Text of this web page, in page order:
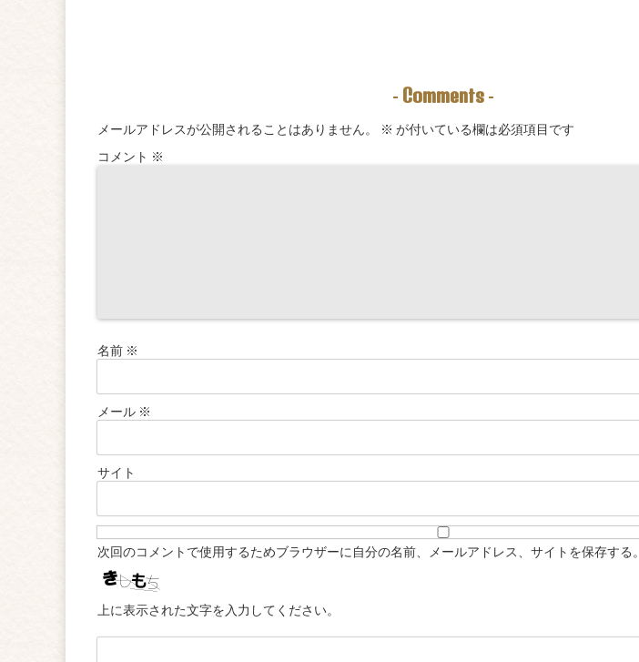
- Comments -
メールアドレスが公開されることはありません。 ※ が付いている欄は必須項目です
コメント ※
名前 ※
メール ※
サイト
次回のコメントで使用するためブラウザーに自分の名前、メールアドレス、サイトを保存する。
上に表示された文字を入力してください。